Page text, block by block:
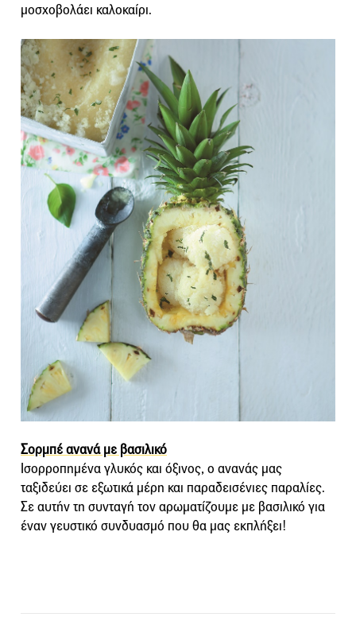
μοσχοβολάει καλοκαίρι.
Σορμπέ ανανά με βασιλικό
Ισορροπημένα γλυκός και όξινος, ο ανανάς μας
ταξιδεύει σε εξωτικά μέρη και παραδεισένιες παραλίες.
Σε αυτήν τη συνταγή τον αρωματίζουμε με βασιλικό για
έναν γευστικό συνδυασμό που θα μας εκπλήξει!